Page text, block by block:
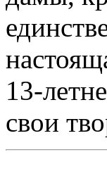
13-
свои